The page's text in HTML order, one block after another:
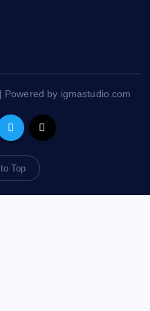
by igmastudio.com
Top